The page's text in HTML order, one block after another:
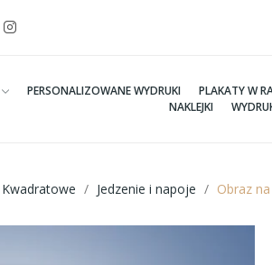
PERSONALIZOWANE WYDRUKI PLAKATY W
NAKLEJKI
Kwadratowe Jedzenie i napoje Obraz